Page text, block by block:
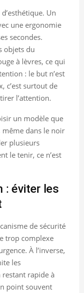
Un
une ergonomie
secondes.
objets du
à lèvres, ce qui
: le but n’est
c’est surtout de
l’attention.
un modèle que
dans le noir
plusieurs
le tenir, ce n’est
: éviter les
de sécurité
trop complexe
À l’inverse,
les
rapide à
point souvent